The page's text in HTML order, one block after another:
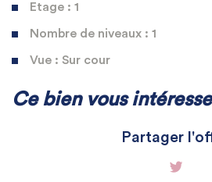
Etage : 1
Nombre de niveaux : 1
Vue : Sur cour
La ville de Saint-Maurice-
Ce bien vous
Partager